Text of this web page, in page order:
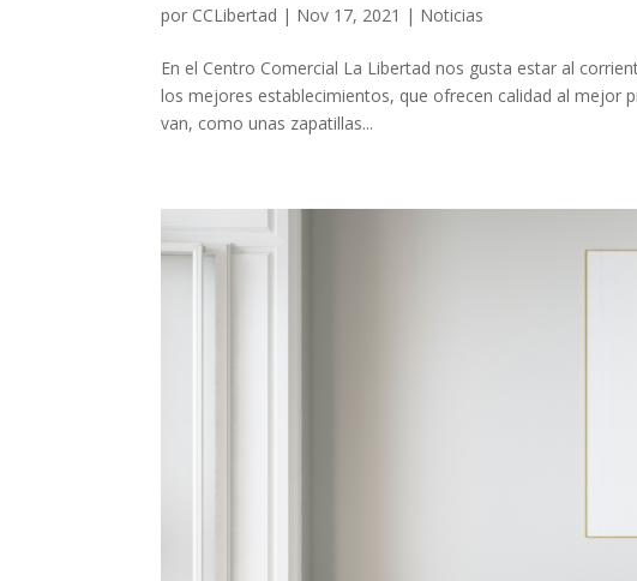
por CCLibertad | Nov 17, 2021 | Noticias
En el Centro Comercial La Libertad nos gusta estar al
los mejores establecimientos, que ofrecen calidad al mejor
van, como unas zapatillas...